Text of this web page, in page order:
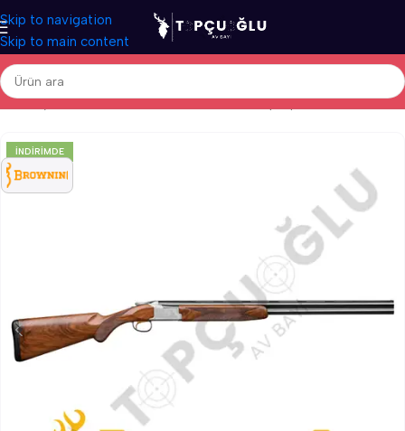
Skip to navigation
Skip to main content
Ana Sayfa/Av Tüfekleri/İthal Av Tüfekleri/Süperpoze Av Tüfekleri
İNDIRIMDE